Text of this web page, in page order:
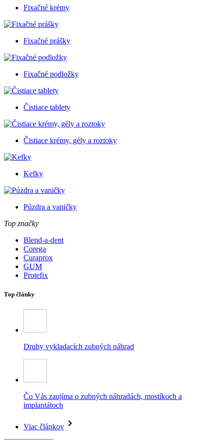
Fixačné krémy
Fixačné prášky
Fixačné podložky
Čistiace tablety
Čistiace krémy, gély a roztoky
Kefky
Púzdra a vaničky
Top značky
Blend-a-dent
Corega
Curaprox
GUM
Protefix
Top články
Druhy vykladacích zubných náhrad
Čo Vás zaujíma o zubných náhradách, mostíkoch a
implantátoch
Viac článkov